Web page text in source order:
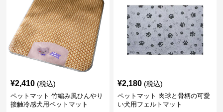
¥2,410 (税込)
ペットマット 竹編み風ひんやり
接触冷感犬用ペットマット
¥2,180 (税込)
ペットマット 肉球と骨柄の可愛
い犬用フェルトマット